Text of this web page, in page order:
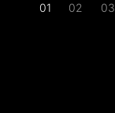
01 02 03